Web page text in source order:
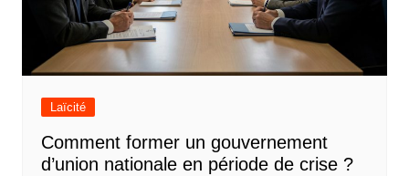
Laïcité
Comment former un gouvernement
d’union nationale en période de crise ?